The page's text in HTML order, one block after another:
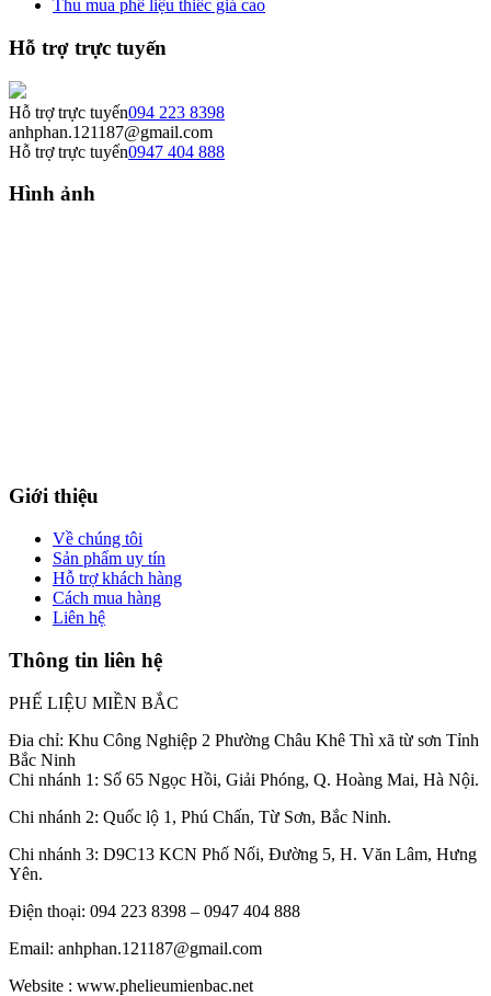
Thu mua phế liệu thiếc giá cao
Hỗ trợ trực tuyến
Hỗ trợ trực tuyến094 223 8398
anhphan.121187@gmail.com
Hỗ trợ trực tuyến0947 404 888
Hình ảnh
Giới thiệu
Về chúng tôi
Sản phẩm uy tín
Hỗ trợ khách hàng
Cách mua hàng
Liên hệ
Thông tin liên hệ
PHẾ LIỆU MIỀN BẮC
Đia chỉ: Khu Công Nghiệp 2 Phường Châu Khê Thì xã từ sơn Tỉnh
Bắc Ninh
Chi nhánh 1: Số 65 Ngọc Hồi, Giải Phóng, Q. Hoàng Mai, Hà Nội.
Chi nhánh 2: Quốc lộ 1, Phú Chấn, Từ Sơn, Bắc Ninh.
Chi nhánh 3: D9C13 KCN Phố Nối, Đường 5, H. Văn Lâm, Hưng
Yên.
Điện thoại: 094 223 8398 – 0947 404 888
Email: anhphan.121187@gmail.com
Website : www.phelieumienbac.net